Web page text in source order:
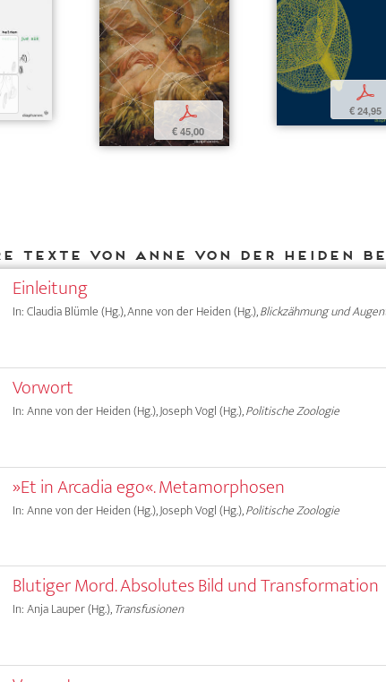
p
€ 45,00
p
€ 24,95
Texte von Anne von der Heiden bei
Einleitung
In: Claudia Blümle (Hg.), Anne von der Heiden (Hg.),Blickzähmung und
Vorwort
In: Anne von der Heiden (Hg.), Joseph Vogl (Hg.),Politische Zoologie
»Et in Arcadia ego«. Metamorphosen
In: Anne von der Heiden (Hg.), Joseph Vogl (Hg.),Politische Zoologie
Blutiger Mord. Absolutes Bild und Transformation
In: Anja Lauper (Hg.),Transfusionen